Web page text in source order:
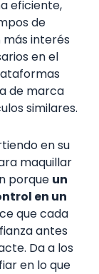
eficiente,
de
interés
en el
de marca
similares.
en su
maquillar
porque un
en un
que cada
antes
Da a los
en lo que